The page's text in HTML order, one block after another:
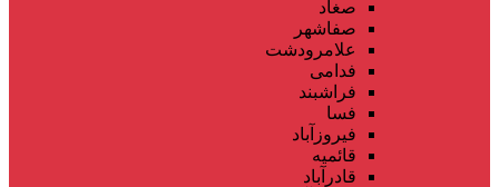
صغاد
صفاشهر
علامرودشت
فدامی
فراشبند
فسا
فیروزآباد
قائمیه
قادرآباد